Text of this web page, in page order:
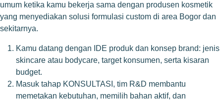
umum ketika kamu bekerja sama dengan produsen kosmetik
yang menyediakan solusi formulasi custom di area Bogor dan
sekitarnya.
Kamu datang dengan IDE produk dan konsep brand: jenis
skincare atau bodycare, target konsumen, serta kisaran
budget.
Masuk tahap KONSULTASI, tim R&D membantu
memetakan kebutuhan, memilih bahan aktif, dan